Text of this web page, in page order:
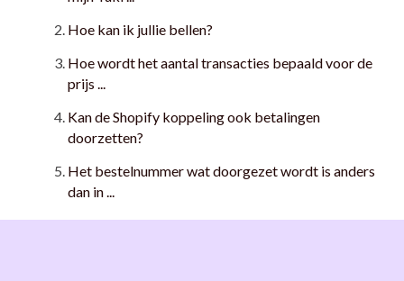
Hoe kan ik jullie bellen?
Hoe wordt het aantal transacties bepaald voor de
prijs ...
Kan de Shopify koppeling ook betalingen
doorzetten?
Het bestelnummer wat doorgezet wordt is anders
dan in ...